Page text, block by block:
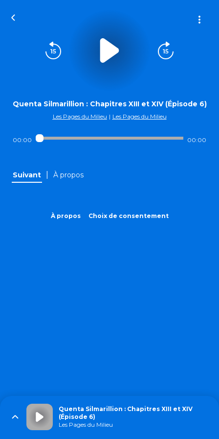
Quenta Silmarillion : Chapitres XIII et XIV (Épisode 6)
Les Pages du Milieu | Les Pages du Milieu
00:00 00:00
Suivant À propos
À propos Choix de consentement
Quenta Silmarillion : Chapitres XIII et XIV
(Épisode 6)
Les Pages du Milieu